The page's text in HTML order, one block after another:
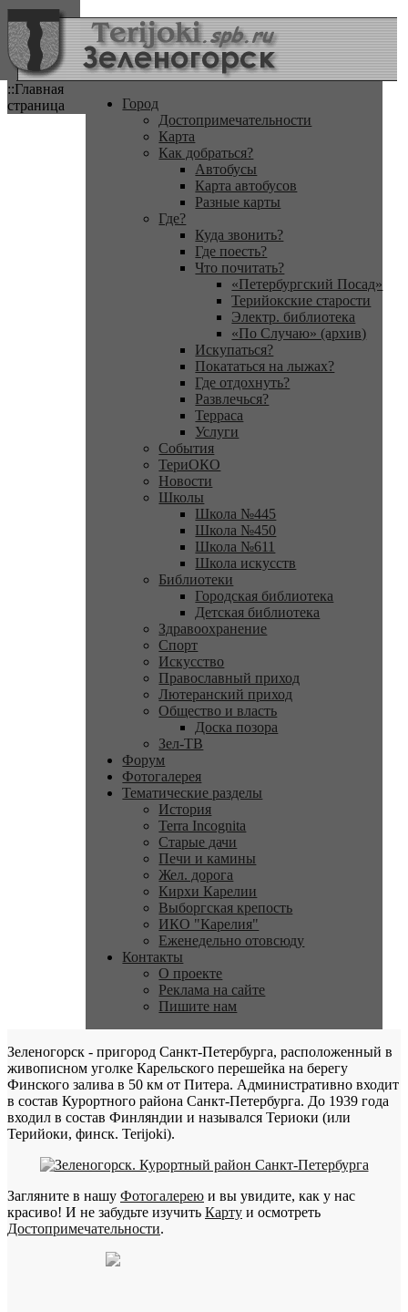
::Главная
страница
Город
Достопримечательности
Карта
Как добраться?
Автобусы
Карта автобусов
Разные карты
Где?
Куда звонить?
Где поесть?
Что почитать?
«Петербургский Посад»
Терийокские старости
Электр. библиотека
«По Случаю» (архив)
Искупаться?
Покататься на лыжах?
Где отдохнуть?
Развлечься?
Терраса
Услуги
События
ТериОКО
Новости
Школы
Школа №445
Школа №450
Школа №611
Школа искусств
Библиотеки
Городская библиотека
Детская библиотека
Здравоохранение
Спорт
Искусство
Православный приход
Лютеранский приход
Общество и власть
Доска позора
Зел-ТВ
Форум
Фотогалерея
Тематические разделы
История
Terra Incognita
Старые дачи
Печи и камины
Жел. дорога
Кирхи Карелии
Выборгская крепость
ИКО "Карелия"
Еженедельно отовсюду
Контакты
О проекте
Реклама на сайте
Пишите нам
Зеленогорск - пригород Санкт-Петербурга, расположенный в
живописном уголке Карельского перешейка на берегу
Финского залива в 50 км от Питера. Административно входит
в состав Курортного района Санкт-Петербурга. До 1939 года
входил в состав Финляндии и назывался Териоки (или
Терийоки, финск. Terijoki).
Загляните в нашу Фотогалерею и вы увидите, как у нас
красиво! И не забудьте изучить Карту и осмотреть
Достопримечательности.